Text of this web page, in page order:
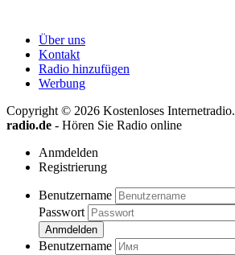
Über uns
Kontakt
Radio hinzufügen
Werbung
Copyright © 2026 Kostenloses Internetradio.
radio.de - Hören Sie Radio online
Anmdelden
Registrierung
Benutzername
Passwort
Anmdelden
Benutzername